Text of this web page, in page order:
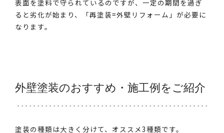
表面を塗料で守られているのですが、一定の期間を過ぎ
ると劣化が始まり、「再塗装=外壁リフォーム」が必要に
なります。
外壁塗装のおすすめ・施工例をご紹介
塗装の種類は大きく分けて、オススメ3種類です。